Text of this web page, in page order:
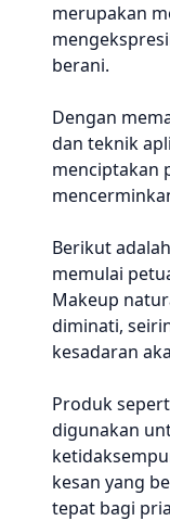
merupakan
berani.
Dengan
dan teknik
menciptakan
Berikut
memulai
Makeup
diminati,
kesadaran
Produk
digunakan
kesan yang
tepat bagi